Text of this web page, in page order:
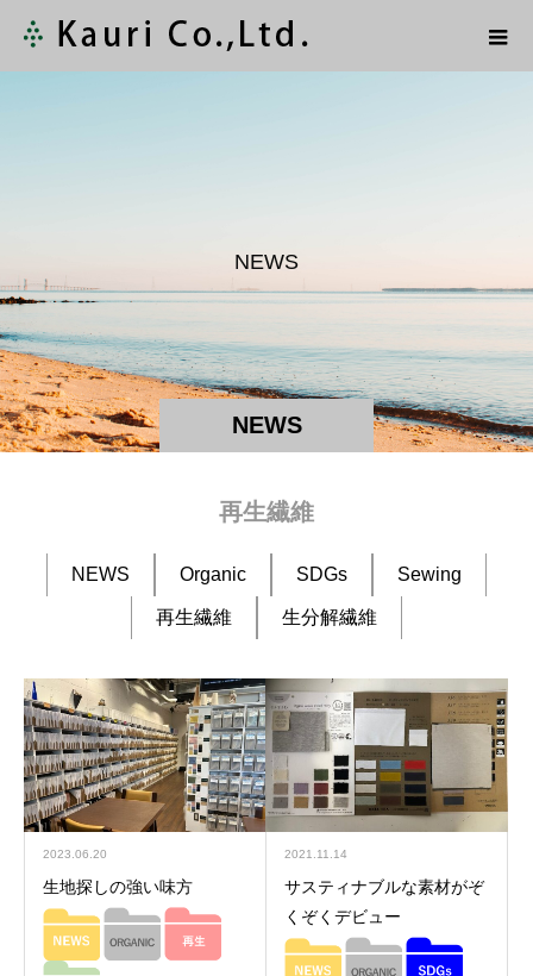
NEWS
NEWS
再生繊維
NEWS Organic SDGs Sewing
再生繊維 生分解繊維
2023.06.20
生地探しの強い味方
2021.11.14
サスティナブルな素材がぞ
くぞくデビュー